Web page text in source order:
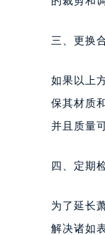
三、更换
如果以上
保其材质
并且质量
四、定期
为了延长
解决诸如